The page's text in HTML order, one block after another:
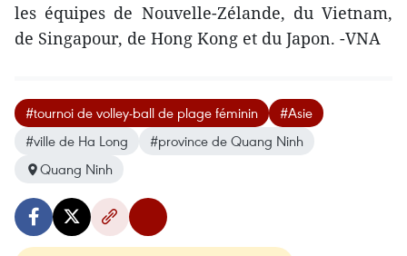
les équipes de Nouvelle-Zélande, du Vietnam,
de Singapour, de Hong Kong et du Japon. -VNA
#tournoi de volley-ball de plage féminin
#Asie
#ville de Ha Long
#province de Quang Ninh
Quang Ninh